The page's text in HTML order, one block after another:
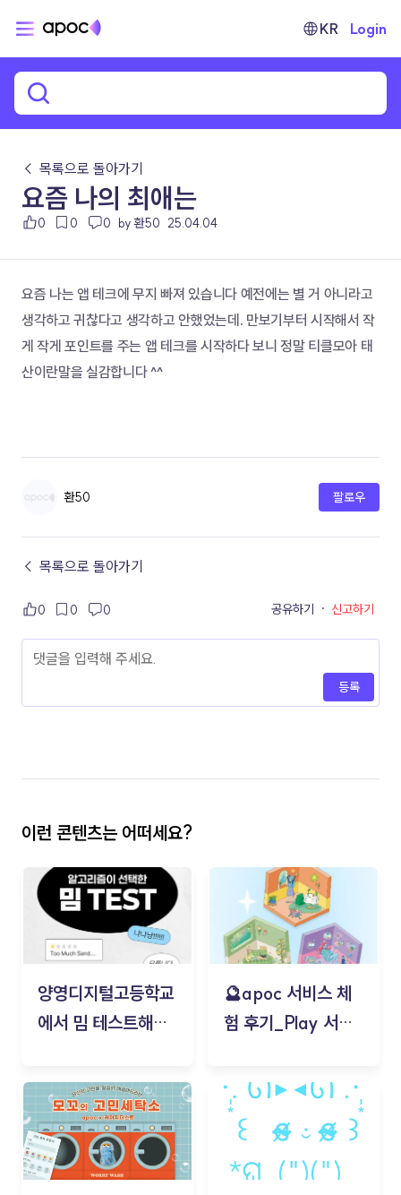
KR Login
← 목록으로 돌아가기
요즘 나의 최애는
0 0 0 by 환50 25.04.04
요즘 나는 앱 테크에 무지 빠져 있습니다 예전에는 별 거 아니라고
생각하고 귀찮다고 생각하고 안했었는데. 만보기부터 시작해서 작
게 작게 포인트를 주는 앱 테크를 시작하다 보니 정말 티클모아 태
산이란말을 실감합니다 ^^
환50 팔로우
← 목록으로 돌아가기
0 0 0 공유하기 · 신고하기
등록
이런 콘텐츠는 어떠세요?
양영디지털고등학교
에서 밈 테스트해보
🔮apoc 서비스 체
험 후기_Play 서비
김태현